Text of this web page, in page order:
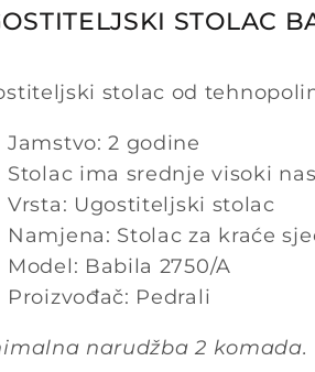
STOLAC
stolac od
Jamstvo: 2 godine
Stolac ima srednje visoki
Vrsta: Ugostiteljski stolac
Namjena: Stolac za kraće
Model: Babila 2750/A
Proizvođač: Pedrali
narudžba 2 komada.